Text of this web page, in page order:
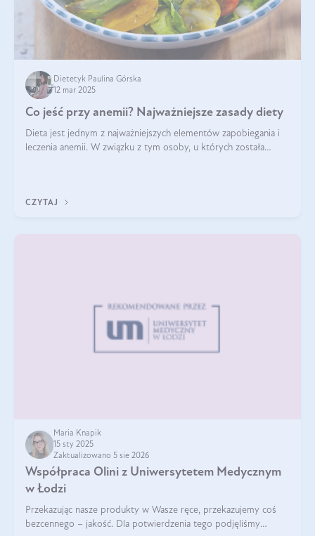
Dietetyk Paulina Górska
12 mar 2025
Co jeść przy anemii? Najważniejsze zasady diety
Dieta jest jednym z najważniejszych elementów zapobiegania i
leczenia anemii. W związku z tym osoby, u których została
CZYTAJ
Maria Knapik
15 sty 2025
Zaktualizowano 5 sie 2026
Współpraca Olini z Uniwersytetem Medycznym
w Łodzi
Przekazując nasze produkty w Wasze ręce, przekazujemy coś
bezcennego – jakość. Dla potwierdzenia tego podjęliśmy